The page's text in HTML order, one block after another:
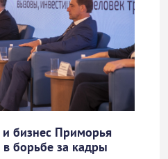
бизнес Приморья
борьбе за кадры